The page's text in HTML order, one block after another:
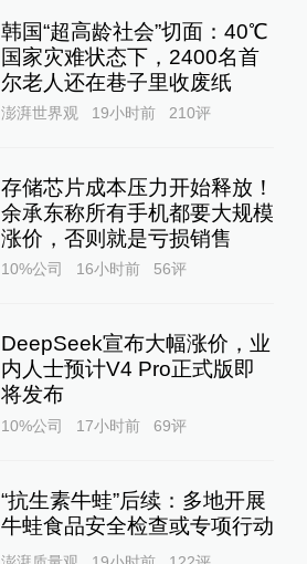
韩国“超高龄社会”切面：40℃
国家灾难状态下，2400名首
尔老人还在巷子里收废纸
澎湃世界观 19小时前 210评
存储芯片成本压力开始释放！
余承东称所有手机都要大规模
涨价，否则就是亏损销售
10%公司 16小时前 56评
DeepSeek宣布大幅涨价，业
内人士预计V4 Pro正式版即
将发布
10%公司 17小时前 69评
“抗生素牛蛙”后续：多地开展
牛蛙食品安全检查或专项行动